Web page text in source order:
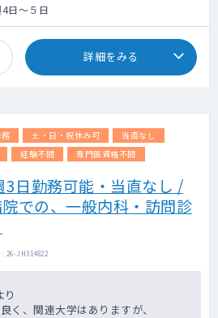
、法人グループの活動等
時間・休憩時間：
業・終業時間 月曜～金曜日 9：00～
：30（休憩1時間） 土曜日 9：00～
：00
務日：要相談 ※土曜日午前の勤務可能者
分：勤務が週4.5日かつ週32時間以上を正
常勤、週4.0日かつ32時間は嘱託常勤とす
日～５日
詳細をみる
土・日・祝休み可
当直なし
経験不問 専門医資格不問
3日勤務可能・当直なし /
での、一般内科・訪問診
26-JH314822
く、関連大学はありますが、